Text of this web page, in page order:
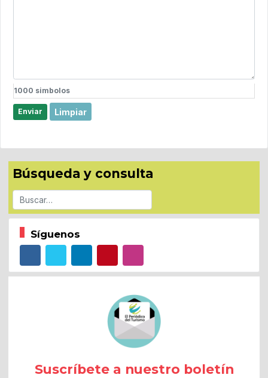
1000 simbolos
Enviar Limpiar
Búsqueda y consulta
Buscar
Síguenos
Suscríbete a nuestro boletín